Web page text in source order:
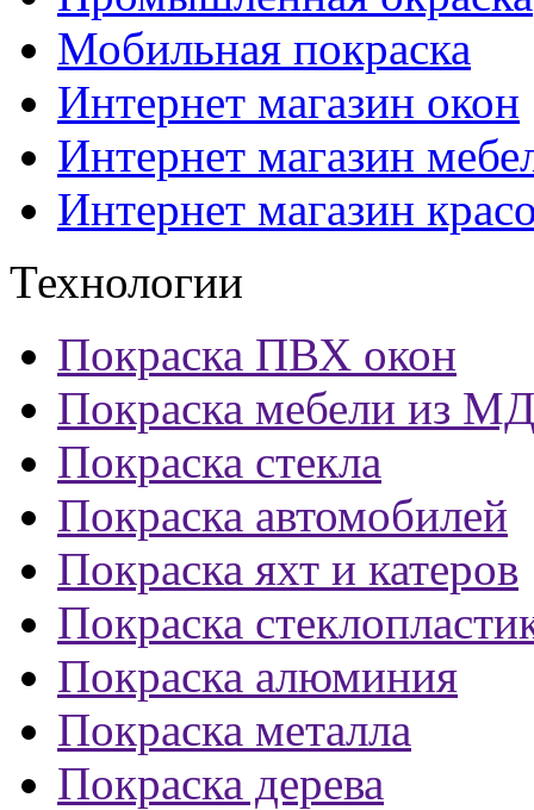
Мобильная покраска
Интернет магазин окон
Интернет магазин
Интернет магазин
Технологии
Покраска ПВХ окон
Покраска мебели из
Покраска стекла
Покраска автомобилей
Покраска яхт и катеров
Покраска
Покраска алюминия
Покраска металла
Покраска дерева